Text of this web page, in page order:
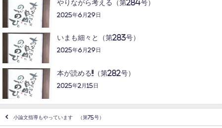
やりながら考える（第284号）
2025年6月29日
いまも細々と（第283号）
2025年6月29日
本が読める!!（第282号）
2025年2月15日
小論文指導もやっています （第75号）